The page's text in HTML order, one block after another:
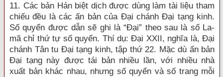
11. Các bản Hán biệt dịch được dùng làm tài liệu tham
chiếu đều là các ấn bản của Đại chánh Đại tạng kinh.
Số quyển được dẫn sẽ ghi là “Đại” theo sau là số La-
mã chỉ thứ tự số quyển. Thí dụ: Đại XXII, nghĩa là, Đại
chánh Tân tu Đại tạng kinh, tập thứ 22. Mặc dù ấn bản
Đại tạng này được tái bản nhiều lần, với nhiều nhà
xuất bản khác nhau, nhưng số quyển và số trang mỗi